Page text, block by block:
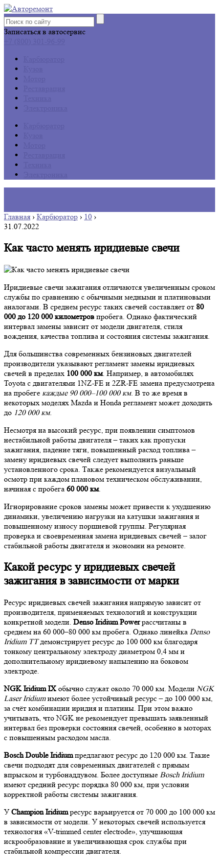
Записаться в автосервис
Главная › Карбюратор › 10 ›
31.07.2022
Как часто менять иридиевые свечи
Иридиевые свечи зажигания отличаются увеличенным сроком
службы по сравнению с обычными медными и платиновыми
аналогами. В среднем ресурс таких свечей составляет от 80
000 до 120 000 километров пробега. Однако фактический
интервал замены зависит от модели двигателя, стиля
вождения, качества топлива и состояния системы зажигания.
Для большинства современных бензиновых двигателей
производители указывают регламент замены иридиевых
свечей в пределах 100 000 км. Например, в автомобилях
Toyota с двигателями 1NZ-FE и 2ZR-FE замена предусмотрена
на пробеге каждые 90 000–100 000 км. В то же время в
некоторых моделях Mazda и Honda регламент может доходить
до 120 000 км.
Несмотря на высокий ресурс, при появлении симптомов
нестабильной работы двигателя – таких как пропуски
зажигания, падение тяги, повышенный расход топлива –
замену иридиевых свечей следует выполнить раньше
установленного срока. Также рекомендуется визуальный
осмотр при каждом плановом техническом обслуживании,
начиная с пробега 60 000 км.
Игнорирование сроков замены может привести к ухудшению
динамики, увеличению нагрузки на катушки зажигания и
повышенному износу поршневой группы. Регулярная
проверка и своевременная замена иридиевых свечей – залог
стабильной работы двигателя и экономии на ремонте.
Какой ресурс у иридиевых свечей
зажигания в зависимости от марки
Ресурс иридиевых свечей зажигания напрямую зависит от
производителя, применяемых технологий и конструкции
конкретной модели. Denso Iridium Powerрассчитаны в
среднем на 60 000–80 000 км пробега. Однако линейка Denso
Iridium TTдемонстрирует ресурс до 100 000 км благодаря
тонкому центральному электроду диаметром 0,4 мм и
дополнительному иридиевому напылению на боковом
электроде.
NGK Iridium IX обычно служат около 70 000 км. Модели NGK
Laser Iridiumимеют более устойчивый ресурс – до 100 000 км,
за счёт комбинации иридия и платины. При этом важно
учитывать, что NGK не рекомендует превышать заявленный
интервал без проверки состояния свечей, особенно в моторах
с повышенным расходом масла.
Bosch Double Iridiumпредлагают ресурс до 120 000 км. Такие
свечи подходят для современных двигателей с прямым
впрыском и турбонаддувом. Более доступные Bosch Iridium
имеют средний ресурс порядка 80 000 км, при условии
корректной работы системы зажигания.
У Champion Iridiumресурс варьируется от 70 000 до 100 000 км
в зависимости от модели. У некоторых свечей используется
технология «V-trimmed center electrode», улучшающая
искрообразование и увеличивающая срок службы при
стабильной компрессии двигателя.